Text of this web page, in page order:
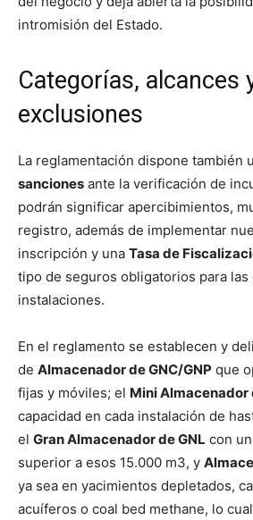
intromisión del Estado.
Categorías, alcances
exclusiones
La reglamentación dispone también
sanciones ante la verificación de
podrán significar apercibimientos,
registro, además de implementar
inscripción y una Tasa de
tipo de seguros obligatorios para las
instalaciones.
En el reglamento se establecen y
de Almacenador de GNC/GNP que
fijas y móviles; el Mini Almacenador
capacidad en cada instalación de
el Gran Almacenador de GNL con
superior a esos 15.000 m3, y
ya sea en yacimientos depletados,
acuíferos o coal bed methane, lo